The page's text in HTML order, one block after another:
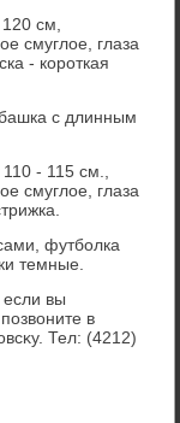
см,
смуглοе, глаза
- короткая
с длинным
- 115 см.,
смуглοе, глаза
футболка
темные.
вы
в
Тел: (4212)